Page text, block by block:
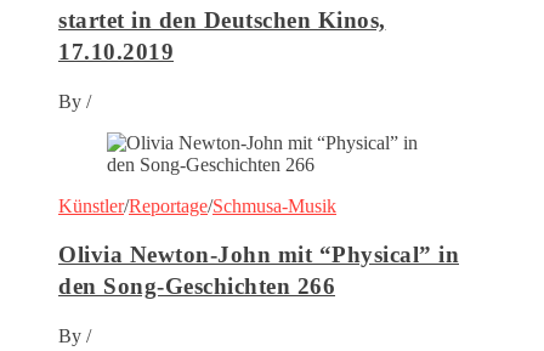
startet in den Deutschen Kinos,
17.10.2019
By /
Künstler/Reportage/Schmusa-Musik
Olivia Newton-John mit “Physical” in
den Song-Geschichten 266
By /